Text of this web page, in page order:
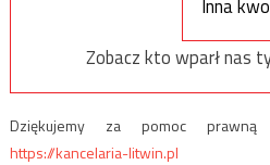
Inna
Zobacz kto wparł nas
Dziękujemy za pomoc prawną
https://kancelaria-litwin.pl